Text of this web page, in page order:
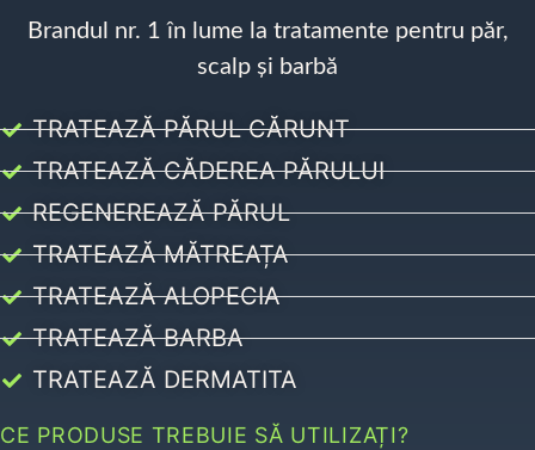
Brandul nr. 1 în lume la tratamente pentru păr,
scalp și barbă
TRATEAZĂ PĂRUL CĂRUNT
TRATEAZĂ CĂDEREA PĂRULUI
REGENEREAZĂ PĂRUL
TRATEAZĂ MĂTREAȚA
TRATEAZĂ ALOPECIA
TRATEAZĂ BARBA
TRATEAZĂ DERMATITA
CE PRODUSE TREBUIE SĂ UTILIZAȚI?